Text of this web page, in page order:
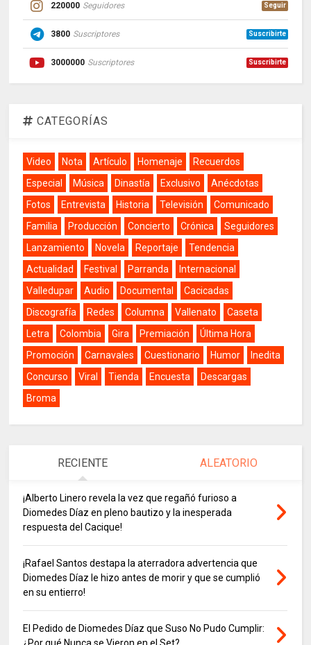
220000 Seguidores Seguir
3800 Suscriptores Suscribirte
3000000 Suscriptores Suscribirte
CATEGORÍAS
Video Nota Artículo Homenaje
Recuerdos
Especial
Música Dinastía Exclusivo
Anécdotas
Fotos
Entrevista Historia Televisión
Comunicado
Familia
Producción Concierto Crónica
Seguidores
Lanzamiento
Novela Reportaje
Tendencia
Actualidad
Festival Parranda
Internacional
Valledupar
Audio Documental
Cacicadas
Discografía
Redes Columna Vallenato
Caseta
Letra
Colombia Gira Premiación
Última Hora
Promoción
Carnavales Cuestionario Humor
Inedita
Concurso
Viral Tienda Encuesta
Descargas
Broma
RECIENTE ALEATORIO
¡Alberto Linero revela la vez que regañó furioso a
Diomedes Díaz en pleno bautizo y la inesperada
respuesta del Cacique!
¡Rafael Santos destapa la aterradora advertencia que
Diomedes Díaz le hizo antes de morir y que se cumplió
en su entierro!
El Pedido de Diomedes Díaz que Suso No Pudo Cumplir: